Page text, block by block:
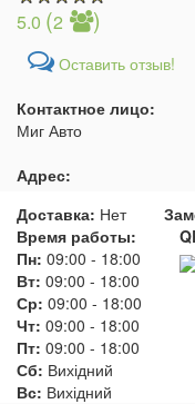
5.0 (2 )
Оставить отзыв!
Контактное лицо:
Миг Авто
Адрес:
Доставка: Нет
Время работы:
Пн: 09:00 - 18:00
Вт: 09:00 - 18:00
Ср: 09:00 - 18:00
Чт: 09:00 - 18:00
Пт: 09:00 - 18:00
Сб: Вихідний
Вс: Вихідний